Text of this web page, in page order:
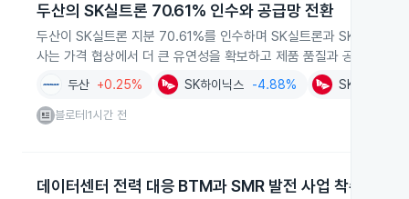
두산의 SK실트론 70.61% 인수와 공급망 전환
두산이 SK실트론 지분 70.61%를 인수하며 SK실트론과 SK하이닉
사는 가격 협상에서 더 큰 유연성을 확보하고 제품 품질과 공급 안정
두산 +0.25% SK하이닉스 -4.88% SK
블로터 |1시간 전
데이터센터 전력 대응 BTM과 SMR 발전 사업 착수